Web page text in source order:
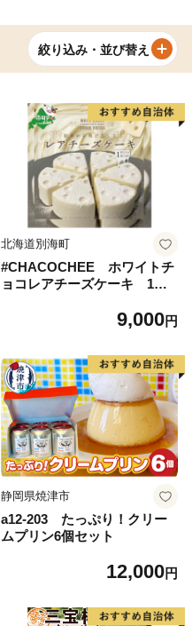
絞り込み・並び替え
北海道別海町
#CHACOCHEE ホワイトチ
ョコレアチーズケーキ 1ホ
海町,チーズ,ちーず,チーズケ
9,000円
静岡県焼津市
a12-203 たっぷり！クリー
ムプリン6個セット
12,000円